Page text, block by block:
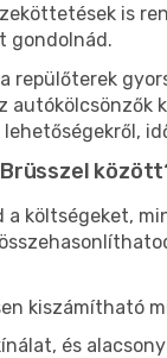
is
gondolnád.
repülőterek
költségeket,
kiszámítható
és